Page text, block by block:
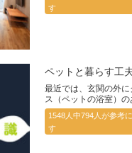
す
ペットと暮らす工
最近では、玄関の外
ス（ペットの浴室）
1548人中794人が参考
す